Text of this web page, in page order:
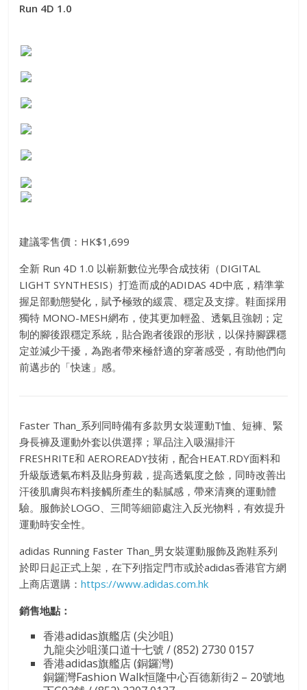
Run 4D 1.0
建議零售價：HK$1,699
全新 Run 4D 1.0 以嶄新數位光學合成技術（DIGITAL
LIGHT SYNTHESIS）打造而成的ADIDAS 4D中底，精準掌
握足部動態變化，賦予極致的緩震、穩定及支撐。鞋面採用
獨特 MONO-MESH網布，使其更加輕盈、透氣且強韌；定
制的腳後跟穩定系統，貼合跑者後跟的形狀，以保持腳踝穩
定並減少干擾，為跑者帶來極舒適的穿著感受，有助他們向
前邁步的「快速」感。
Faster Than_系列同時備有多款男女裝運動T恤、短褲、緊
身長褲及運動外套以供選擇；單品注入吸濕排汗
FRESHRITE和 AEROREADY技術，配合HEAT.RDY面料和
升級版透氣布料及貼身剪裁，提高透氣度之餘，同時改善出
汗後肌膚與布料接觸所產生的黏膩感，帶來清爽的運動體
驗。服飾於LOGO、三間等細節處注入反光物料，有效提升
運動時安全性。
adidas Running Faster Than_男女裝運動服飾及跑鞋系列
於即日起正式上架，在下列指定門市或於adidas香港官方網
上商店選購：https://www.adidas.com.hk
銷售地點：
香港adidas旗艦店 (尖沙咀)
九龍尖沙咀漢口道十七號 / (852) 2730 0157
香港adidas旗艦店 (銅鑼灣)
銅鑼灣Fashion Walk恒隆中心百德新街2 – 20號地